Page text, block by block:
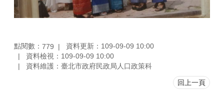
點閱數： 779
資料更新：109-09-09 10:00
資料檢視：109-09-09 10:00
資料維護：臺北市政府民政局人口政策科
回上一頁